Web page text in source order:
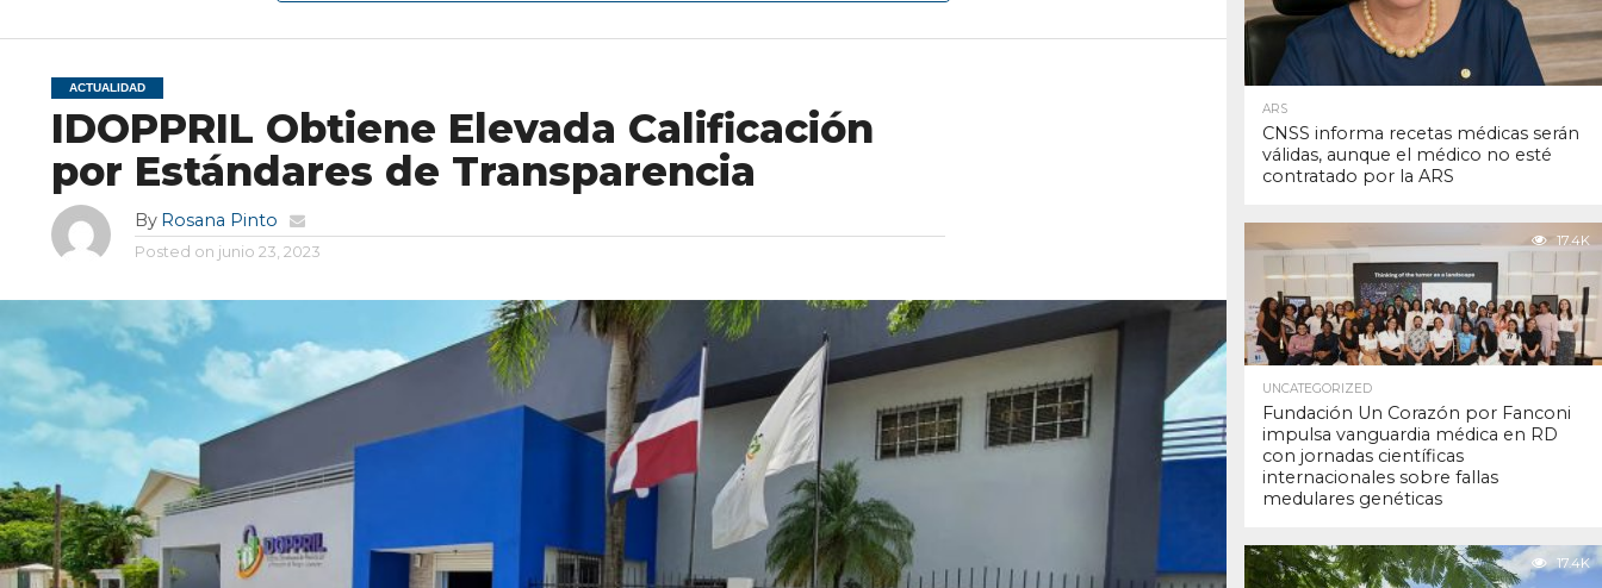
ACTUALIDAD
IDOPPRIL Obtiene Elevada Calificación
por Estándares de Transparencia
By Rosana Pinto
Posted on junio 23, 2023
ARS
CNSS informa recetas médicas serán
válidas, aunque el médico no esté
contratado por la ARS
17.4K
UNCATEGORIZED
Fundación Un Corazón por Fanconi
impulsa vanguardia médica en RD
con jornadas científicas
internacionales sobre fallas
medulares genéticas
17.4K